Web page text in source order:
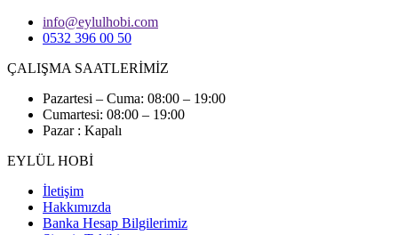
info@eylulhobi.com
0532 396 00 50
ÇALIŞMA SAATLERİMİZ
Pazartesi – Cuma: 08:00 – 19:00
Cumartesi: 08:00 – 19:00
Pazar : Kapalı
EYLÜL HOBİ
İletişim
Hakkımızda
Banka Hesap Bilgilerimiz